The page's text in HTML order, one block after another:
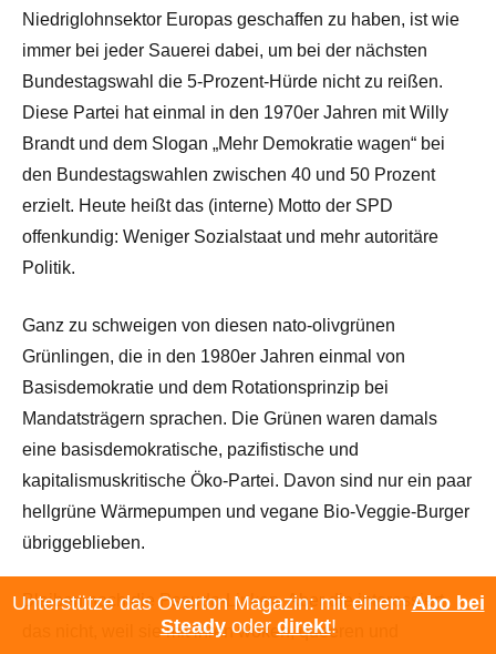
Niedriglohnsektor Europas geschaffen zu haben, ist wie
immer bei jeder Sauerei dabei, um bei der nächsten
Bundestagswahl die 5-Prozent-Hürde nicht zu reißen.
Diese Partei hat einmal in den 1970er Jahren mit Willy
Brandt und dem Slogan „Mehr Demokratie wagen“ bei
den Bundestagswahlen zwischen 40 und 50 Prozent
erzielt. Heute heißt das (interne) Motto der SPD
offenkundig: Weniger Sozialstaat und mehr autoritäre
Politik.
Ganz zu schweigen von diesen nato-olivgrünen
Grünlingen, die in den 1980er Jahren einmal von
Basisdemokratie und dem Rotationsprinzip bei
Mandatsträgern sprachen. Die Grünen waren damals
eine basisdemokratische, pazifistische und
kapitalismuskritische Öko-Partei. Davon sind nur ein paar
hellgrüne Wärmepumpen und vegane Bio-Veggie-Burger
übriggeblieben.
Bleiben noch die Pseudo-Linken. Aber die interessiert
das nicht, weil sie mit ihren woken, queeren und
Unterstütze das Overton Magazin: mit einem Abo bei
Steadyoder direkt!